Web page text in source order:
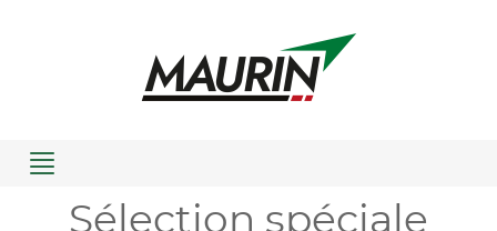
Menu
Sélection spéciale